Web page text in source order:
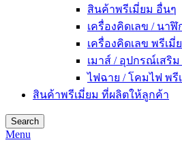
สินค้าพรีเมี่ยม อื่นๆ
เครื่องคิดเลข / นาฬิ
เครื่องคิดเลข พรีเมี่
เมาส์ / อุปกรณ์เสริม
ไฟฉาย / โคมไฟ พรี
สินค้าพรีเมี่ยม ที่ผลิตให้ลูกค้า
Search
Menu